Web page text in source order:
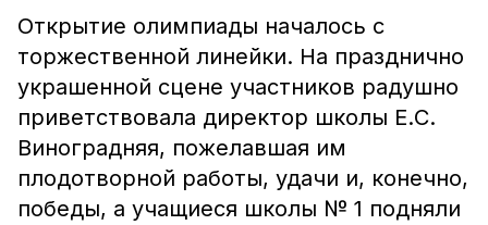
Открытие олимпиады началось с
торжественной линейки. На празднично
украшенной сцене участников радушно
приветствовала директор школы Е.С.
Виноградняя, пожелавшая им
плодотворной работы, удачи и, конечно,
победы, а учащиеся школы № 1 подняли